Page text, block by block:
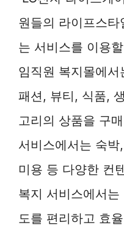
원들의 라이프스
는 서비스를 이용
임직원 복지몰에
패션, 뷰티, 식품,
고리의 상품을 구
서비스에서는 숙
미용 등 다양한 컨
복지 서비스에서
도를 편리하고 효